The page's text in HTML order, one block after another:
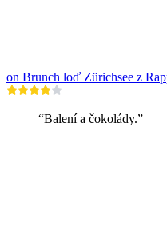
on Brunch loď Zürichsee z
“Balení a čokolády.”